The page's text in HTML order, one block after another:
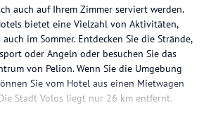
auch auf Ihrem Zimmer serviert werden.
bietet eine Vielzahl von Aktivitäten,
im Sommer. Entdecken Sie die Strände,
oder Angeln oder besuchen Sie das
von Pelion. Wenn Sie die Umgebung
Sie vom Hotel aus einen Mietwagen
Stadt Volos liegt nur 26 km entfernt.